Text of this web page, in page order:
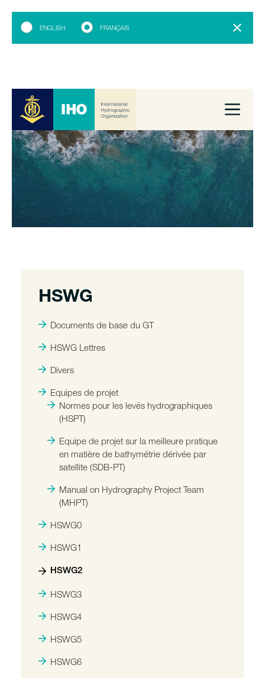
ENGLISH FRANÇAIS
HSWG
Documents de base du GT
HSWG Lettres
Divers
Equipes de projet
Normes pour les levés hydrographiques
(HSPT)
Equipe de projet sur la meilleure pratique
en matière de bathymétrie dérivée par
satellite (SDB-PT)
Manual on Hydrography Project Team
(MHPT)
HSWG0
HSWG1
HSWG2
HSWG3
HSWG4
HSWG5
HSWG6